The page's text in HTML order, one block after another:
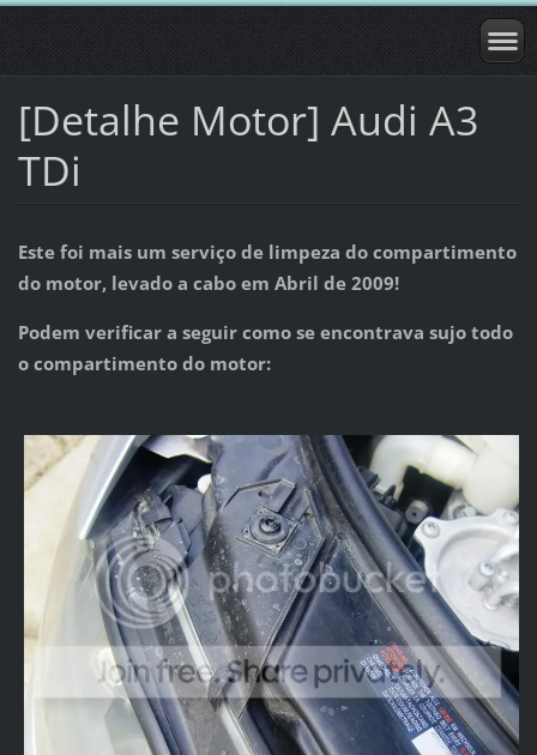
[Detalhe Motor] Audi A3
TDi
Este foi mais um serviço de limpeza do compartimento
do motor, levado a cabo em Abril de 2009!
Podem verificar a seguir como se encontrava sujo todo
o compartimento do motor: